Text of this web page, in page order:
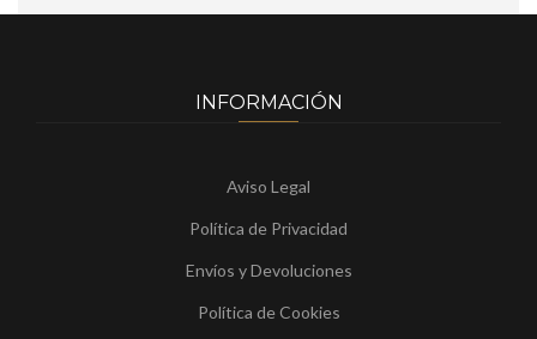
INFORMACIÓN
Aviso Legal
Política de Privacidad
Envíos y Devoluciones
Política de Cookies